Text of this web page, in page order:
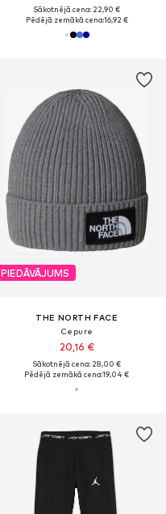
Sākotnējā cena: 22,90 €
Pēdējā zemākā cena:16,92 €
PIEDĀVĀJUMS
THE NORTH FACE
Cepure
20,16 €
Sākotnējā cena: 28,00 €
Pēdējā zemākā cena:19,04 €